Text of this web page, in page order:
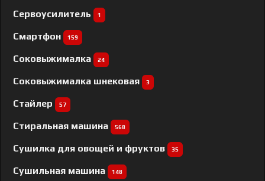
Сервоусилитель 1
Смартфон 159
Соковыжималка 24
Соковыжималка шнековая 3
Стайлер 57
Стиральная машина 568
Сушилка для овощей и фруктов 35
Сушильная машина 148